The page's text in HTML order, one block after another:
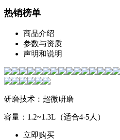
热销榜单
商品介绍
参数与资质
声明和说明
研磨技术：超微研磨
容量：1.2~1.3L（适合4-5人）
立即购买